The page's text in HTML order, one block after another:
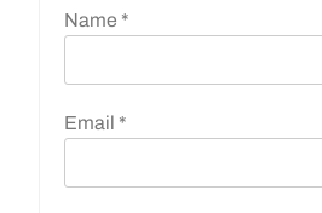
Name *
Email *